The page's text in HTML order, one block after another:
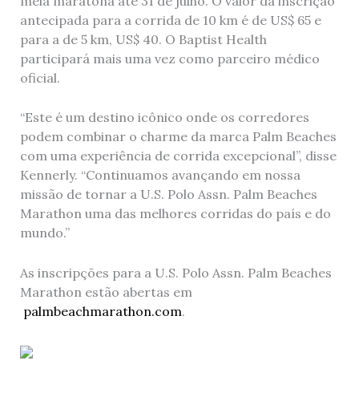
antecipada para a corrida de 10 km é de US$ 65 e
para a de 5 km, US$ 40. O Baptist Health
participará mais uma vez como parceiro médico
oficial.
“Este é um destino icônico onde os corredores
podem combinar o charme da marca Palm Beaches
com uma experiência de corrida excepcional”, disse
Kennerly. “Continuamos avançando em nossa
missão de tornar a U.S. Polo Assn. Palm Beaches
Marathon uma das melhores corridas do país e do
mundo.”
As inscripções para a U.S. Polo Assn. Palm Beaches
Marathon estão abertas em
palmbeachmarathon.com.